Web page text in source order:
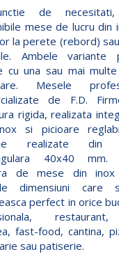
de
mese de lucru din
la perete (rebord)
Ambele
cu una sau mai
Mesele
de F.D.
rigida, realizata
si picioare
realizate din
40x40 mm.
de mese din inox
dimensiuni care
perfect in orice
fast-food, cantina,
sau patiserie.